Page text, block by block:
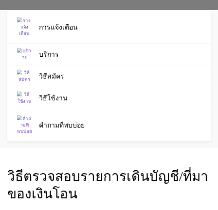
การแจ้งเตือน
บริการ
วิธีสมัคร
วิธีใช้งาน
คำถามที่พบบ่อย
วิธีตรวจสอบรายการเดินบัญชี/ที่มา
ของเงินโอน